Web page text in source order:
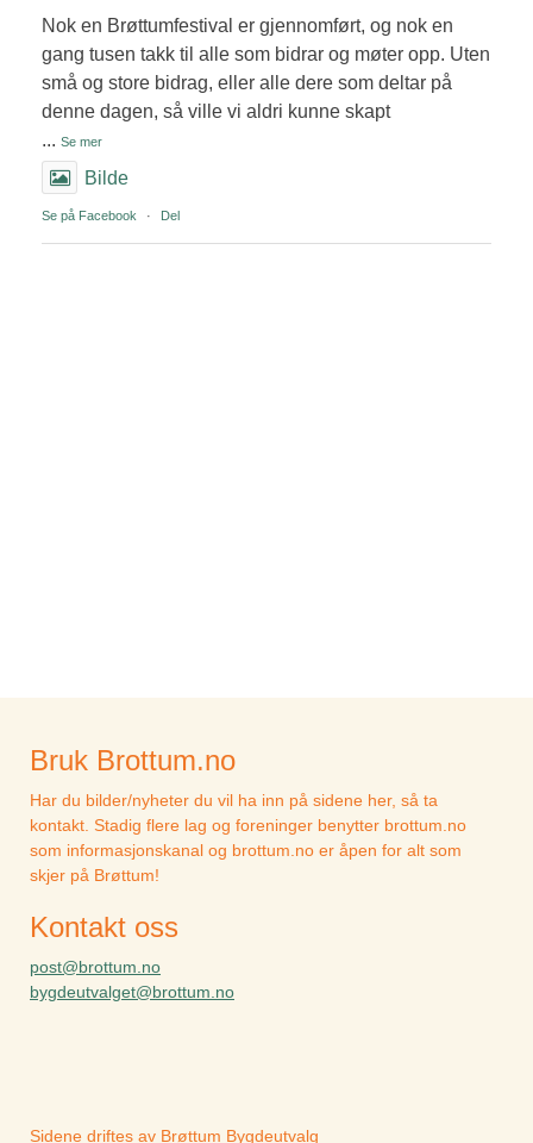
Nok en Brøttumfestival er gjennomført, og nok en
gang tusen takk til alle som bidrar og møter opp. Uten
små og store bidrag, eller alle dere som deltar på
denne dagen, så ville vi aldri kunne skapt
... Se mer
Bilde
Se på Facebook · Del
Bruk Brottum.no
Har du bilder/nyheter du vil ha inn på sidene her, så ta
kontakt. Stadig flere lag og foreninger benytter brottum.no
som informasjonskanal og brottum.no er åpen for alt som
skjer på Brøttum!
Kontakt oss
post@brottum.no
bygdeutvalget@brottum.no
Sidene driftes av Brøttum Bygdeutvalg